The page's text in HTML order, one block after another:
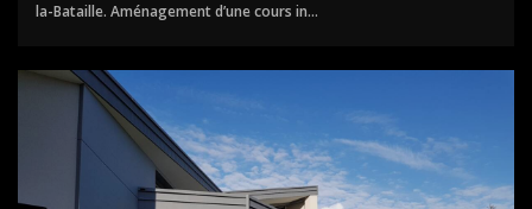
la-Bataille. Aménagement d’une cours in...